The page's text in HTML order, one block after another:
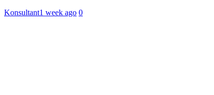
Konsultant1 week ago 0